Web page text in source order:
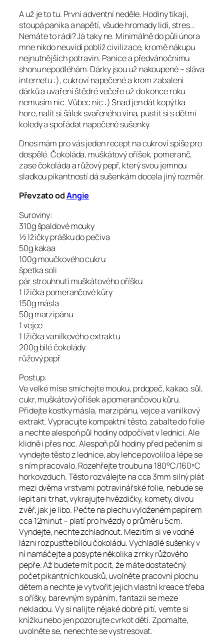
A už je to tu. První adventní neděle. Hodiny tikají,
stoupá panika a napětí, všude hromady lidí, stres…
Nemáte to rádi? Já taky ne. Minimálně do půli února
mne nikdo neuvidí poblíž civilizace, kromě nákupu
nejnutnějších potravin. Panice a předvánočnímu
shonu nepodléhám. Dárky jsou už nakoupené – sláva
internetu :), cukroví napečené a krom zabalení
dárků a uvaření štědré večeře už do konce roku
nemusím nic. Vůbec nic :) Snad jen dát kopýtka
hore, nalít si šálek svařeného vína, pustit si s dětmi
koledy a spořádat napečené sušenky.
Dnes mám pro vás jeden recept na cukroví spíše pro
dospělé. Čokoláda, muškátový oříšek, pomeranč,
zase čokoláda a růžový pepř, který svou jemnou
sladkou pikantností dá sušenkám docela jiný rozměr.
Převzato odAngie
Suroviny:
310g špaldové mouky
½ lžičky prášku do pečiva
50g kakaa
100g moučkového cukru
špetka soli
pár strouhnutí muškátového oříšku
1 lžička pomerančové kůry
150g másla
50g marzipánu
1 vejce
1 lžička vanilkového extraktu
200g bílé čokolády
růžový pepř
Postup:
Ve velké míse smíchejte mouku, prdopeč, kakao, sůl,
cukr, muškátový oříšek a pomerančovou kůru.
Přidejte kostky másla, marzipánu, vejce a vanilkový
extrakt. Vypracujte kompaktní těsto, zabalte do folie
a nechte alespoň půl hodiny odpočívat v lednici. Ale
klidně i přes noc. Alespoň půl hodiny před pečením si
vyndejte těsto z lednice, aby lehce povolilo a lépe se
s ním pracovalo. Rozehřejte troubu na 180°C/160ºC
horkovzduch. Těsto rozválejte na cca 3mm silný plát
mezi dvěma vrstvami potravinářské folie, nebude se
lepit ani trhat, vykrajujte hvězdičky, komety, divou
zvěř, jak je libo. Pečte na plechu vyloženém papírem
cca 12minut – platí pro hvězdy o průměru 5cm.
Vyndejte, nechte zchladnout. Mezitím si ve vodné
lázni rozpusťte bílou čokoládu. Vychladlé sušenky v
ní namáčejte a posypte několika zrnky růžového
pepře. Až budete mít pocit, že máte dostatečný
počet pikantních kousků, uvolněte pracovní plochu
dětem a nechte je vytvořit jejich vlastní kreace třeba
s oříšky, barevným sypáním, fantazii se meze
nekladou. Vy si nalijte nějaké dobré pití, vemte si
knížku nebo jen pozorujte cvrkot dětí. Zpomalte,
uvolněte se, nenechte se vystresovat.